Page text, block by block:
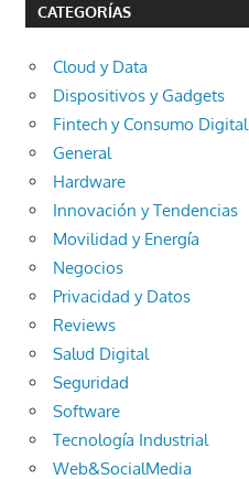
CATEGORÍAS
Cloud y Data
Dispositivos y Gadgets
Fintech y Consumo Digital
General
Hardware
Innovación y Tendencias
Movilidad y Energía
Negocios
Privacidad y Datos
Reviews
Salud Digital
Seguridad
Software
Tecnología Industrial
Web&SocialMedia